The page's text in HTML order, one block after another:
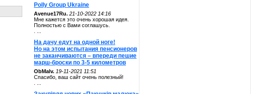
Polly Group Ukraine
Avenue17Ru. 21-10-2022 14:16
Мне кажется это очень хорошая идея.
Полностью с Вами соглашусь.
На дачу едут на одной ноге!
Но на этом испытания пенсионеров
не заканчиваются – впереди пешие
марш-броски по 3-5 километров
ОbMalv. 19-11-2021 11:51
Спасибо, ваш сайт очень полезный!